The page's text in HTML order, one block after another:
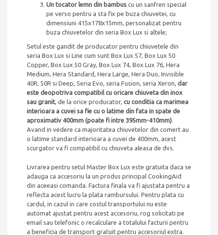
Un tocator lemn din bambus cu un sanfren special
pe verso pentru a sta fix pe buza chiuvetei, cu
dimensiuni 415x178x15mm, personalizat pentru
buza chiuvetelor din seria Box Lux si altele;
Setul este gandit de producator pentru chiuvetele din
seria Box Lux si Line cum sunt Box Lux 57, Box Lux 50
Copper, Box Lux 50 Gray, Box Lux 74, Box Lux 76, Hera
Medium, Hera Standard, Hera Large, Hera Duo, Invisible
40R, 50R si Deep, Seria Evo, seria Fusion, seria Xeron, dar
este deopotriva compatibil cu oricare chiuveta din inox
sau granit, de la orice producator, cu conditia ca marimea
interioara a cuvei sa fie cu o latime din fata in spate de
aproximativ 400mm (poate fi intre 395mm-410mm).
Avand in vedere ca majoritatea chiuvetelor din comert au
o latime standard interioara a cuvei de 400mm, acest
scurgator va fi compatibil cu chiuveta aleasa de dvs.
Livrarea pentru setul Master Box Lux este gratuita daca se
adauga ca accesoriu la un produs principal CookingAid
din aceeasi comanda. Factura finala va fi ajustata pentru a
reflecta acest lucru la plata rambursului. Pentru plata cu
cardul, in cazul in care costul transportului nu este
automat ajustat pentru acest accesoriu, rog solicitati pe
email sau telefonic o recalculare a totalului facturii pentru
a beneficia de transport gratuit pentru accesoriul extra.